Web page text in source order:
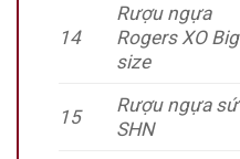
14
Rượu ngựa
Rogers XO Big
size
15
Rượu ngựa sứ
SHN